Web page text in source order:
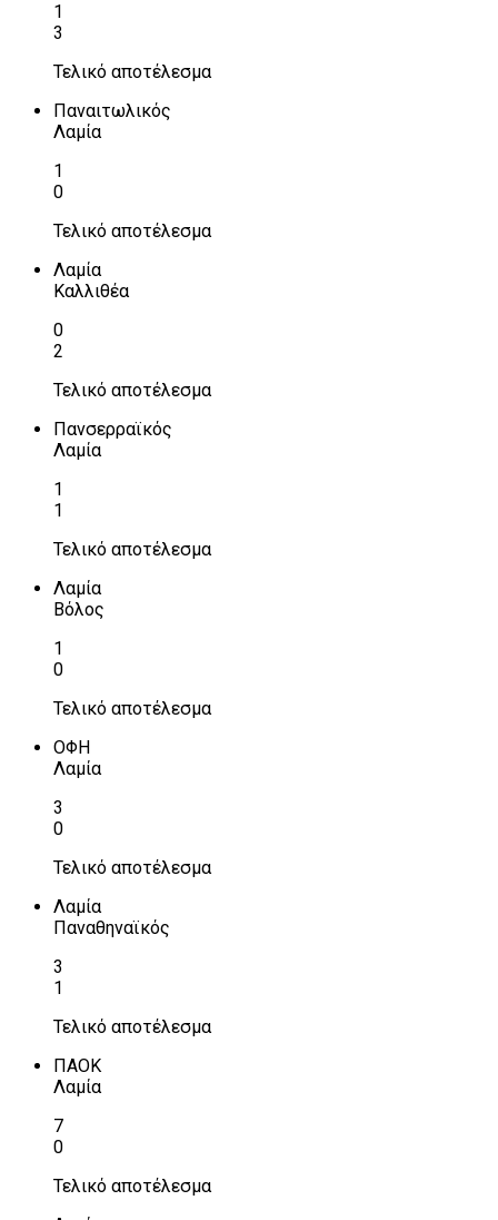
1
3
Τελικό αποτέλεσμα
Παναιτωλικός
Λαμία
1
0
Τελικό αποτέλεσμα
Λαμία
Καλλιθέα
0
2
Τελικό αποτέλεσμα
Πανσερραϊκός
Λαμία
1
1
Τελικό αποτέλεσμα
Λαμία
Βόλος
1
0
Τελικό αποτέλεσμα
ΟΦΗ
Λαμία
3
0
Τελικό αποτέλεσμα
Λαμία
Παναθηναϊκός
3
1
Τελικό αποτέλεσμα
ΠΑΟΚ
Λαμία
7
0
Τελικό αποτέλεσμα